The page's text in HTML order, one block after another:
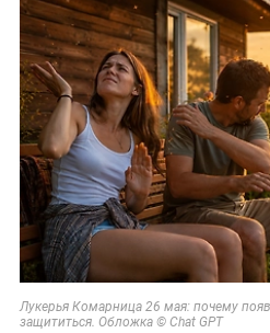
Лукерья Комарница 26 мая: почему
защититься. Обложка © Chat GPT